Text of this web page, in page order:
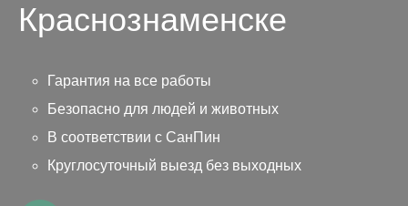
Краснознаменске
Гарантия на все работы
Безопасно для людей и животных
В соответствии с СанПин
Круглосуточный выезд без выходных